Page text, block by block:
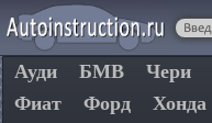
Ауди БМВ Чери
Фиат
Форд Хонда